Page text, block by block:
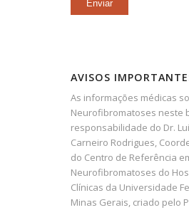
AVISOS
As informações médicas
Neurofibromatoses neste
responsabilidade do Dr.
Carneiro Rodrigues,
do Centro de Referência
Neurofibromatoses do
Clínicas da Universidade
Minas Gerais, criado pelo